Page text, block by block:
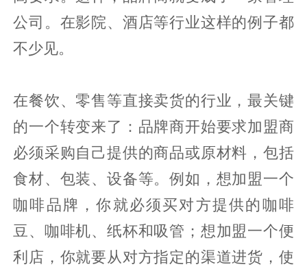
公司。在影院、酒店等行业这样的例子都
不少见。
在餐饮、零售等直接卖货的行业，最关键
的一个转变来了：品牌商开始要求加盟商
必须采购自己提供的商品或原材料，包括
食材、包装、设备等。例如，想加盟一个
咖啡品牌，你就必须买对方提供的咖啡
豆、咖啡机、纸杯和吸管；想加盟一个便
利店，你就要从对方指定的渠道进货，使